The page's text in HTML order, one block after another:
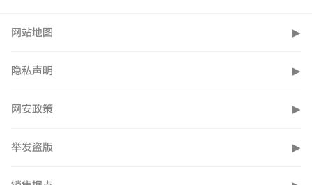
网站地图 ▶
隐私声明 ▶
网安政策 ▶
举发盗版 ▶